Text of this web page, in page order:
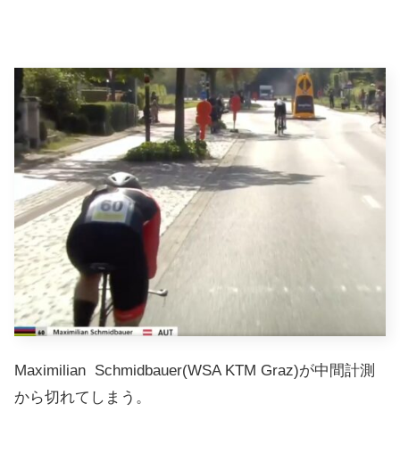
Maximilian Schmidbauer(WSA KTM Graz)が中間計測
から切れてしまう。